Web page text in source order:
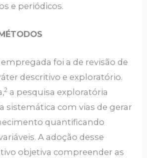
e periódicos.
foi a de revisão de
descritivo e exploratório.
2 a pesquisa exploratória
sistemática com vias de gerar
quantificando
A adoção desse
objetiva compreender as